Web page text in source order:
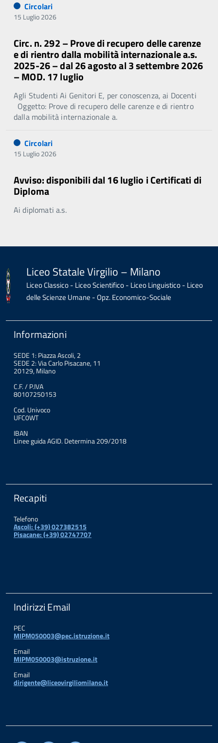
Circolari
15 Luglio 2026
Circ. n. 292 – Prove di recupero delle carenze
e di rientro dalla mobilità internazionale a.s.
2025-26 – dal 26 agosto al 3 settembre 2026
– MOD. 17 luglio
Agli Studenti Ai Genitori E, per conoscenza, ai Docenti
Oggetto: Prove di recupero delle carenze e di rientro
dalla mobilità internazionale a.
Circolari
15 Luglio 2026
Avviso: disponibili dal 16 luglio i Certificati di
Diploma
Ai diplomati a.s.
Liceo Statale Virgilio – Milano
Liceo Classico - Liceo Scientifico - Liceo Linguistico - Liceo
delle Scienze Umane - Opz. Economico-Sociale
Informazioni
SEDE 1: Piazza Ascoli, 2
SEDE 2: Via Carlo Pisacane, 11
20129, Milano
C.F. / P.IVA
80107250153
Cod. Univoco
UFC0WT
IBAN
Linee guida AGID. Determina 209/2018
Recapiti
Telefono
Ascoli: (+39) 027382515
Pisacane: (+39) 02747707
Indirizzi Email
PEC
MIPM050003@pec.istruzione.it
Email
MIPM050003@istruzione.it
Email
dirigente@liceovirgiliomilano.it